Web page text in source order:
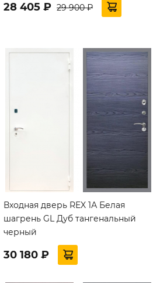
28 405 ₽ 29 900 ₽
Входная дверь REX 1А Белая
шагрень GL Дуб тангенальный
черный
30 180 ₽